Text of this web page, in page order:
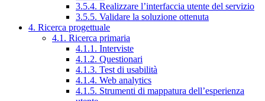
3.5.4. Realizzare l’interfaccia utente del servizio
3.5.5. Validare la soluzione ottenuta
4. Ricerca progettuale
4.1. Ricerca primaria
4.1.1. Interviste
4.1.2. Questionari
4.1.3. Test di usabilità
4.1.4. Web analytics
4.1.5. Strumenti di mappatura dell’esperienza